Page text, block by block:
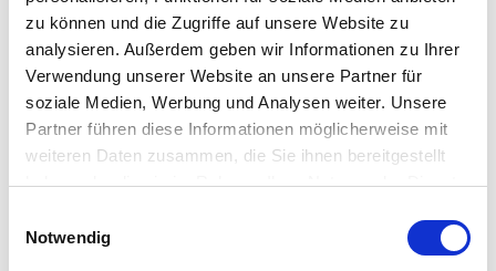
zu können und die Zugriffe auf unsere Website zu
analysieren. Außerdem geben wir Informationen zu Ihrer
Verwendung unserer Website an unsere Partner für
soziale Medien, Werbung und Analysen weiter. Unsere
Partner führen diese Informationen möglicherweise mit
weiteren Daten zusammen, die Sie ihnen bereitgestellt
haben oder die sie im Rahmen Ihrer Nutzung der Dienste
betätigen Sie anschließend den "OK"-Button:
Notwendig
Hersteller/Importeur
Hauptstr. 440